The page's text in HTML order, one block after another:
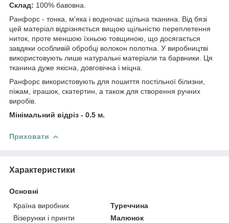
Склад: 100% бавовна.
Ранфорс - тонка, м'яка і водночас щільна тканина. Від бязі
цей матеріал відрізняється вищою щільністю переплетення
ниток, проте меншою їхньою товщиною, що досягається
завдяки особливій обробці волокон полотна. У виробництві
використовують лише натуральні матеріали та барвники. Ця
тканина дуже якісна, довговічна і міцна.
Ранфорс використовують для пошиття постільної білизни,
піжам, іграшок, скатертин, а також для створення ручних
виробів.
Мінімальний відріз - 0.5 м.
Приховати
Характеристики
Основні
Країна виробник
Туреччина
Візерунки і принти
Малюнок